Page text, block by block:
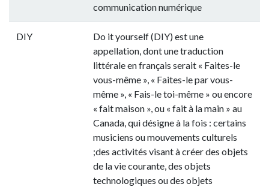
communication numérique
DIY
Do it yourself (DIY) est une
appellation, dont une traduction
littérale en français serait « Faites-le
vous-même », « Faites-le par vous-
même », « Fais-le toi-même » ou encore
« fait maison », ou « fait à la main » au
Canada, qui désigne à la fois : certains
musiciens ou mouvements culturels
;des activités visant à créer des objets
de la vie courante, des objets
technologiques ou des objets